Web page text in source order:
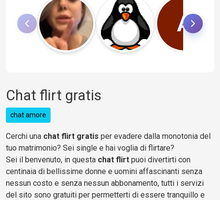
A
Chat flirt gratis
chat amore
Cerchi una chat flirt gratis per evadere dalla monotonia del
tuo matrimonio? Sei single e hai voglia di flirtare?
Sei il benvenuto, in questa chat flirt puoi divertirti con
centinaia di bellissime donne e uomini affascinanti senza
nessun costo e senza nessun abbonamento, tutti i servizi
del sito sono gratuiti per permetterti di essere tranquillo e